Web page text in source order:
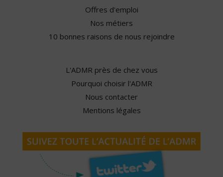
Offres d'emploi
Nos métiers
10 bonnes raisons de nous rejoindre
L'ADMR près de chez vous
Pourquoi choisir l'ADMR
Nous contacter
Mentions légales